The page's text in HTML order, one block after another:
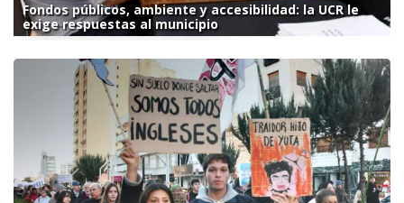
Fondos públicos, ambiente y accesibilidad: la UCR le
exige respuestas al municipio